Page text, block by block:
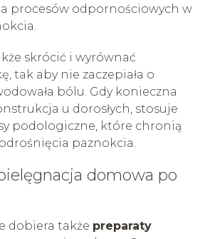
procesów odpornościowych w
skrócić i wyrównać
tak aby nie zaczepiała o
bólu. Gdy konieczna
u dorosłych, stosuje
podologiczne, które chronią
paznokcia.
domowa po
dobiera także preparaty